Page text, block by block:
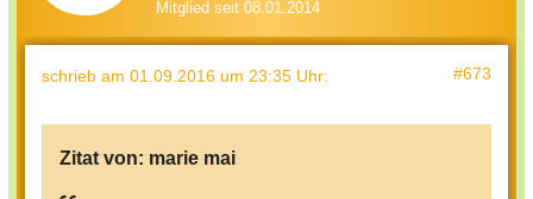
Mitglied seit 08.01.2014
schrieb am 01.09.2016 um 23:35 Uhr: #673
Zitat von: marie mai